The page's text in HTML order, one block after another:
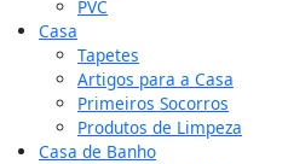
PVC
Casa
Tapetes
Artigos para a Casa
Primeiros Socorros
Produtos de Limpeza
Casa de Banho